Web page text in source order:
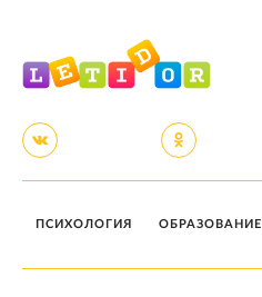
ПСИХОЛОГИЯ ОБРАЗОВАНИЕ